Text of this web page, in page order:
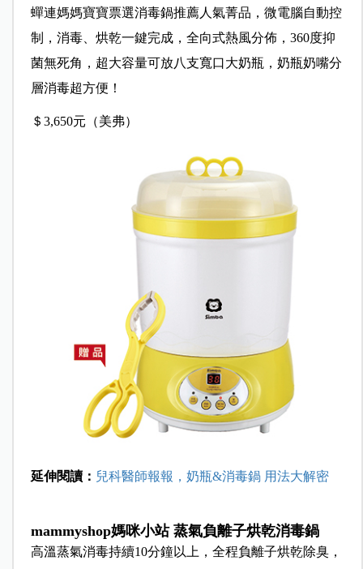
蟬連媽媽寶寶票選消毒鍋推薦人氣菁品，微電腦自動控
制，消毒、烘乾一鍵完成，全向式熱風分佈，360度抑
菌無死角，超大容量可放八支寬口大奶瓶，奶瓶奶嘴分
層消毒超方便！
＄3,650元（美弗）
延伸閱讀： 兒科醫師報報，奶瓶&消毒鍋 用法大解密
mammyshop媽咪小站 蒸氣負離子烘乾消毒鍋
高溫蒸氣消毒持續10分鐘以上，全程負離子烘乾除臭，